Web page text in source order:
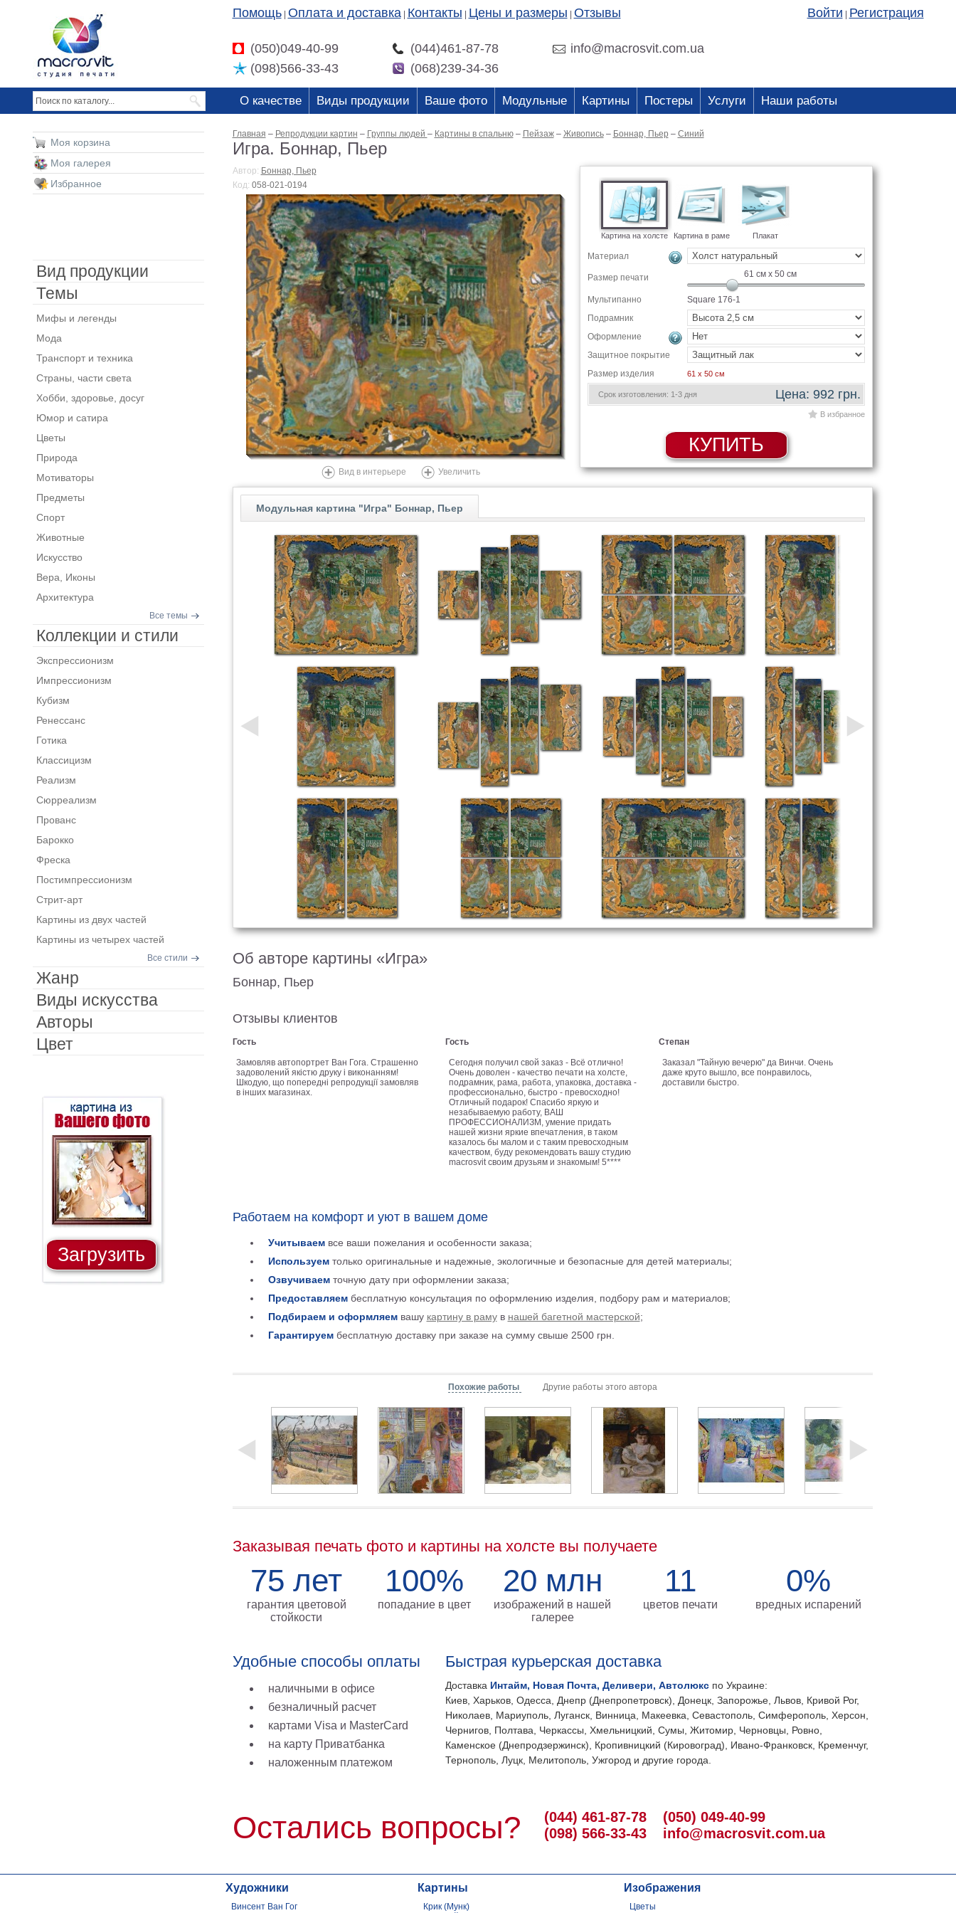
Помощь Оплата и доставка Контакты Цены и размеры Отзывы Войти Регистрация
(050)049-40-99 (044)461-87-78
info@macrosvit.com.ua
(098)566-33-43
(068)239-34-36
О качестве Виды продукции Ваше фото Модульные Картины Постеры Услуги Наши работы
Главная – Репродукции картин – Группы людей – Картины в спальню – Пейзаж – Живопись – Боннар, Пьер – Синий
Игра. Боннар, Пьер
Автор: Боннар, Пьер
Код: 058-021-0194
Вид в интерьере Увеличить
Картина на холсте Картина в раме Плакат
Материал
Размер печати 61 см x 50см
Мультипанно
Square 176-1
Подрамник
Оформление
Защитное покрытие
Размер изделия
61 x 50 см
Срок изготовления: 1-3 дня Цена: 992 грн.
В избранное
КУПИТЬ
Модульная картина "Игра" Боннар, Пьер
Об авторе картины «Игра»
Боннар, Пьер
Отзывы клиентов
Гость
Замовляв автопортрет Ван Гога. Страшенно
задоволений якістю друку і виконанням!
Шкодую, що попередні репродукції замовляв
в інших магазинах.
Гость
Сегодня получил свой заказ - Всё отлично!
Очень доволен - качество печати на холсте,
подрамник, рама, работа, упаковка, доставка -
профессионально, быстро - превосходно!
Отличный подарок! Спасибо яркую и
незабываемую работу, ВАШ
ПРОФЕССИОНАЛИЗМ, умение придать
нашей жизни яркие впечатления, в таком
казалось бы малом и с таким превосходным
качеством, буду рекомендовать вашу студию
macrosvit своим друзьям и знакомым! 5****
Степан
Заказал "Тайную вечерю" да Винчи. Очень
даже круто вышло, все понравилось,
доставили быстро.
Работаем на комфорт и уют в вашем доме
Учитываемвсе ваши пожелания и особенности заказа;
Используемтолько оригинальные и надежные, экологичные и безопасные для детей материалы;
Озвучиваемточную дату при оформлении заказа;
Предоставляембесплатную консультация по оформлению изделия, подбору рам и материалов;
Подбираем и оформляемвашу картину в рамув нашей багетной мастерской;
Гарантируембесплатную доставку при заказе на сумму свыше 2500 грн.
Похожие работы Другие работы этого автора
Заказывая печать фото и картины на холсте вы получаете
75 лет
гарантия цветовой
стойкости
100%
попадание в цвет
20 млн
изображений в нашей
галерее
11
цветов печати
0%
вредных испарений
Удобные способы оплаты
наличными в офисе
безналичный расчет
картами Visa и MasterCard
на карту Приватбанка
наложенным платежом
Быстрая курьерская доставка
Доставка Интайм, Новая Почта, Деливери, Автолюкс по Украине:
Киев, Харьков, Одесса, Днепр (Днепропетровск), Донецк, Запорожье, Львов, Кривой Рог,
Николаев, Мариуполь, Луганск, Винница, Макеевка, Севастополь, Симферополь, Херсон,
Чернигов, Полтава, Черкассы, Хмельницкий, Сумы, Житомир, Черновцы, Ровно,
Каменское (Днепродзержинск), Кропивницкий (Кировоград), Ивано-Франковск, Кременчуг,
Тернополь, Луцк, Мелитополь, Ужгород и другие города.
Остались вопросы?
(044) 461-87-78
(098) 566-33-43
(050) 049-40-99
info@macrosvit.com.ua
Моя корзина
Моя галерея
Избранное
Вид продукции
Темы
Мифы и легенды
Мода
Транспорт и техника
Страны, части света
Хобби, здоровье, досуг
Юмор и сатира
Цветы
Природа
Мотиваторы
Предметы
Спорт
Животные
Искусство
Вера, Иконы
Архитектура
Все темы
Коллекции и стили
Экспрессионизм
Импрессионизм
Кубизм
Ренессанс
Готика
Классицизм
Реализм
Сюрреализм
Прованс
Барокко
Фреска
Постимпрессионизм
Стрит-арт
Картины из двух частей
Картины из четырех частей
Все стили
Жанр
Виды искусства
Авторы
Цвет
Загрузить
Художники
Винсент Ван Гог
Картины
Крик (Мунк)
Изображения
Цветы